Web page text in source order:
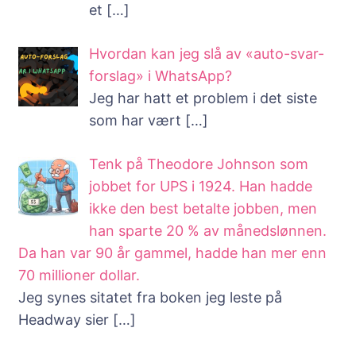
et […]
Hvordan kan jeg slå av «auto-svar-
forslag» i WhatsApp?
Jeg har hatt et problem i det siste
som har vært […]
Tenk på Theodore Johnson som
jobbet for UPS i 1924. Han hadde
ikke den best betalte jobben, men
han sparte 20 % av månedslønnen.
Da han var 90 år gammel, hadde han mer enn
70 millioner dollar.
Jeg synes sitatet fra boken jeg leste på
Headway sier […]